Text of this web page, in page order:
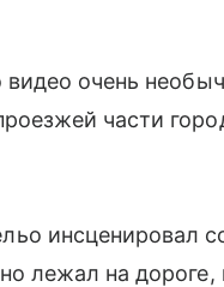
очень
части
инсценировал
лежал на